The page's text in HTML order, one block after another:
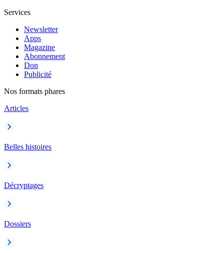
Services
Newsletter
Apps
Magazine
Abonnement
Don
Publicité
Nos formats phares
Articles
Belles histoires
Décryptages
Dossiers